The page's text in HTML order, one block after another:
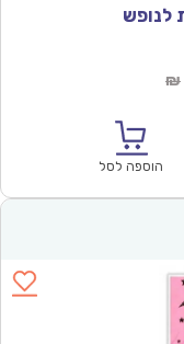
₪
הוספה לסל